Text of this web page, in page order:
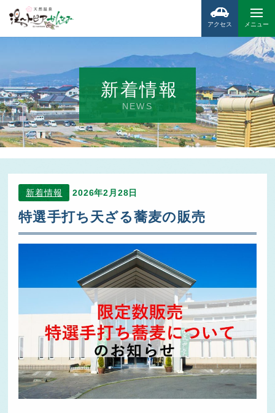
メニュー
アクセス
新着情報
NEWS
新着情報 2026年2月28日
特選手打ち天ざる蕎麦の販売